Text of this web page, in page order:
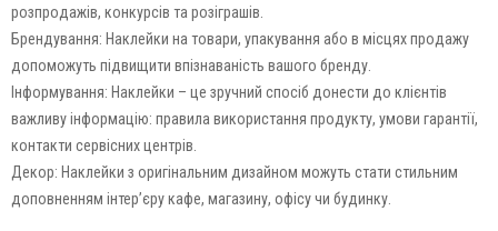
розпродажів, конкурсів та розіграшів.
Брендування: Наклейки на товари, упакування або в місцях продажу
допоможуть підвищити впізнаваність вашого бренду.
Інформування: Наклейки – це зручний спосіб донести до клієнтів
важливу інформацію: правила використання продукту, умови гарантії,
контакти сервісних центрів.
Декор: Наклейки з оригінальним дизайном можуть стати стильним
доповненням інтер’єру кафе, магазину, офісу чи будинку.